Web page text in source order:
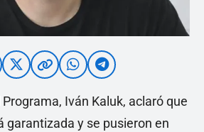
Iván Kaluk, aclaró que
garantizada y se pusieron en